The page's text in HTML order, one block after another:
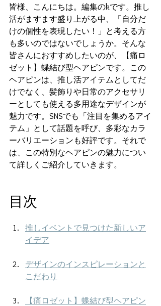
皆様、こんにちは。編集のkです。推し
活がますます盛り上がる中、「自分だ
けの個性を表現したい！」と考える方
も多いのではないでしょうか。そんな
皆さんにおすすめしたいのが、【痛ロ
ゼット】蝶結び型ヘアピンです。この
ヘアピンは、推し活アイテムとしてだ
けでなく、髪飾りや日常のアクセサリ
ーとしても使える多用途なデザインが
魅力です。SNSでも「注目を集めるアイ
テム」として話題を呼び、多彩なカラ
ーバリエーションも好評です。それで
は、この特別なヘアピンの魅力につい
て詳しくご紹介していきます。
目次
推しイベントで見つけた新しいア
イデア
デザインのインスピレーションと
こだわり
【痛ロゼット】蝶結び型ヘアピン